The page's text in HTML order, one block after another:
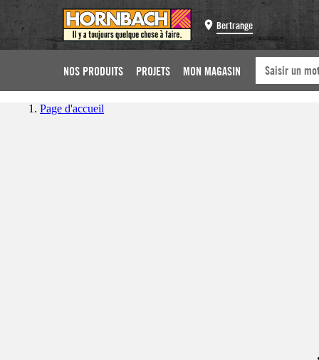
Bertrange
NOS PRODUITS PROJETS MON MAGASIN
Page d'accueil